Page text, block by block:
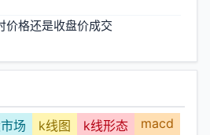
价格还是收盘价成交
场 k线图 k线形态
macd